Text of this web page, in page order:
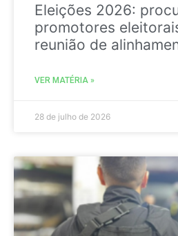
Eleições 2026:
promotores
reunião de
VER MATÉRIA »
28 de julho de 2026